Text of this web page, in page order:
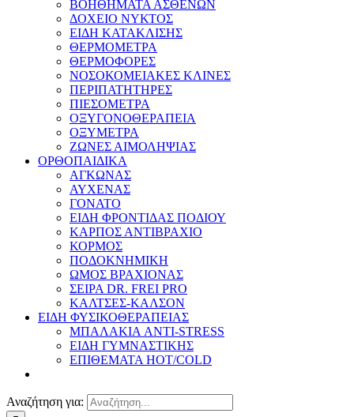
ΒΟΗΘΗΜΑΤΑ ΑΣΘΕΝΩΝ
ΔΟΧΕΙΟ ΝΥΚΤΟΣ
ΕΙΔΗ ΚΑΤΑΚΛΙΣΗΣ
ΘΕΡΜΟΜΕΤΡΑ
ΘΕΡΜΟΦΟΡΕΣ
ΝΟΣΟΚΟΜΕΙΑΚΕΣ ΚΛΙΝΕΣ
ΠΕΡΙΠΑΤΗΤΗΡΕΣ
ΠΙΕΣΟΜΕΤΡΑ
ΟΞΥΓΟΝΟΘΕΡΑΠΕΙΑ
ΟΞΥΜΕΤΡΑ
ΖΩΝΕΣ ΑΙΜΟΛΗΨΙΑΣ
ΟΡΘΟΠΑΙΔΙΚΑ
ΑΓΚΩΝΑΣ
ΑΥΧΕΝΑΣ
ΓΟΝΑΤΟ
ΕΙΔΗ ΦΡΟΝΤΙΔΑΣ ΠΟΔΙΟΥ
ΚΑΡΠΟΣ ΑΝΤΙΒΡΑΧΙΟ
ΚΟΡΜΟΣ
ΠΟΔΟΚΝΗΜΙΚΗ
ΩΜΟΣ ΒΡΑΧΙΟΝΑΣ
ΣΕΙΡΑ DR. FREI PRO
ΚΑΛΤΣΕΣ-ΚΑΛΣΟΝ
ΕΙΔΗ ΦΥΣΙΚΟΘΕΡΑΠΕΙΑΣ
ΜΠΑΛΑΚΙΑ ANTI-STRESS
ΕΙΔΗ ΓΥΜΝΑΣΤΙΚΗΣ
ΕΠΙΘΕΜΑΤΑ HOT/COLD
Αναζήτηση για: